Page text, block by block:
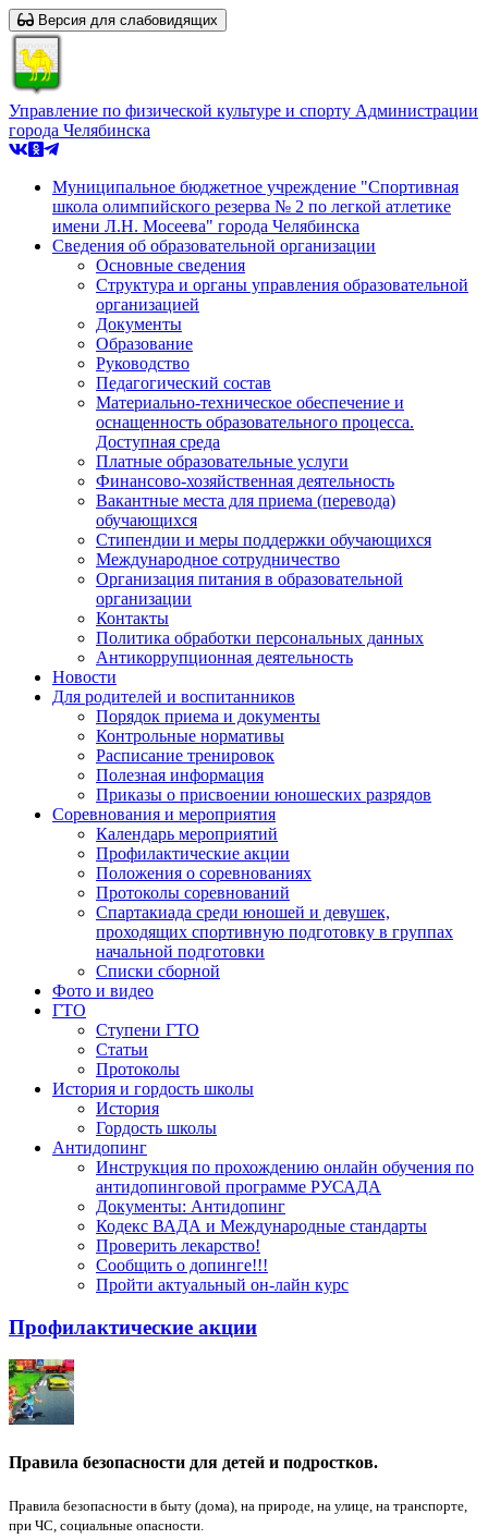
Версия для слабовидящих
Управление по физической культуре и спорту Администрации
города Челябинска
Муниципальное бюджетное учреждение "Спортивная
школа олимпийского резерва № 2 по легкой атлетике
имени Л.Н. Мосеева" города Челябинска
Сведения об образовательной организации
Основные сведения
Структура и органы управления образовательной
организацией
Документы
Образование
Руководство
Педагогический состав
Материально-техническое обеспечение и
оснащенность образовательного процесса.
Доступная среда
Платные образовательные услуги
Финансово-хозяйственная деятельность
Вакантные места для приема (перевода)
обучающихся
Стипендии и меры поддержки обучающихся
Международное сотрудничество
Организация питания в образовательной
организации
Контакты
Политика обработки персональных данных
Антикоррупционная деятельность
Новости
Для родителей и воспитанников
Порядок приема и документы
Контрольные нормативы
Расписание тренировок
Полезная информация
Приказы о присвоении юношеских разрядов
Соревнования и мероприятия
Календарь мероприятий
Профилактические акции
Положения о соревнованиях
Протоколы соревнований
Спартакиада среди юношей и девушек,
проходящих спортивную подготовку в группах
начальной подготовки
Списки сборной
Фото и видео
ГТО
Ступени ГТО
Статьи
Протоколы
История и гордость школы
История
Гордость школы
Антидопинг
Инструкция по прохождению онлайн обучения по
антидопинговой программе РУСАДА
Документы: Антидопинг
Кодекс ВАДА и Международные стандарты
Проверить лекарство!
Сообщить о допинге!!!
Пройти актуальный он-лайн курс
Профилактические акции
Правила безопасности для детей и подростков.
Правила безопасности в быту (дома), на природе, на улице, на транспорте,
при ЧС, социальные опасности.